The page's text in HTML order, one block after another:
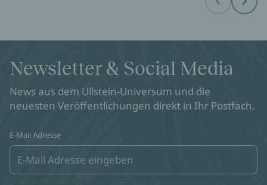
Before Next
Newsletter & Social Media
News aus dem Ullstein-Universum und die
neuesten Veröffentlichungen direkt in Ihr Postfach.
E-Mail Adresse